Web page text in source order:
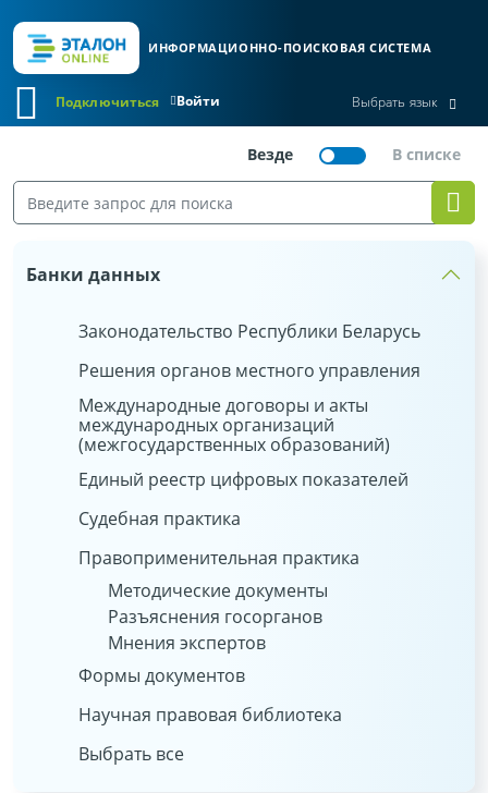
ИНФОРМАЦИОННО-ПОИСКОВАЯ СИСТЕМА
Войти
Подключиться Выбрать язык
Банки данных
Законодательство Республики Беларусь
Решения органов местного управления
Международные договоры и акты
международных организаций
(межгосударственных образований)
Единый реестр цифровых показателей
Судебная практика
Правоприменительная практика
Методические документы
Разъяснения госорганов
Мнения экспертов
Формы документов
Научная правовая библиотека
Выбрать все